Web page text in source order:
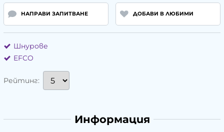
НАПРАВИ ЗАПИТВАНЕ ДОБАВИ В ЛЮБИМИ
Шнурове
EFCO
Рейтинг:
Информация